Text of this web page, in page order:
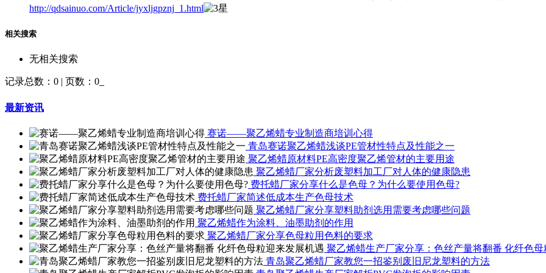
http://qdsainuo.com/Article/jyxljgpznj_1.html
相关搜索
无相关搜索
记录总数：0 | 页数：0
最新资讯
赛诺——聚乙烯蜡专业制造商培训心得
青岛赛诺聚乙烯蜡浅谈PE管材性特点及性能之一
聚乙烯蜡原材料PE高密度聚乙烯管材的主要用途
聚乙烯蜡厂家分析废塑料加工厂对人体的健康隐患
费托蜡厂家分享什么是色母？为什么要使用色母?
费托蜡厂家简述低成本生产色母技术
聚乙烯蜡厂家分享塑料助剂选用需要考虑哪些问题
聚乙烯蜡作为涂料、油墨助剂的作用
聚乙烯蜡厂家分享色母粒用色料的要求
聚乙烯蜡生产厂家分享：色丝产量将翻番 化纤色
青岛聚乙烯蜡厂家教您一招鉴别废旧尼龙塑料的方法